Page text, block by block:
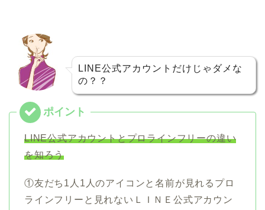
LINE公式アカウントだけじゃダメな
の？？
LINE公式アカウントとプロラインフリーの違い
を知ろう
①友だち1人1人のアイコンと名前が見れるプロ
ラインフリーと見れないＬＩＮＥ公式アカウン